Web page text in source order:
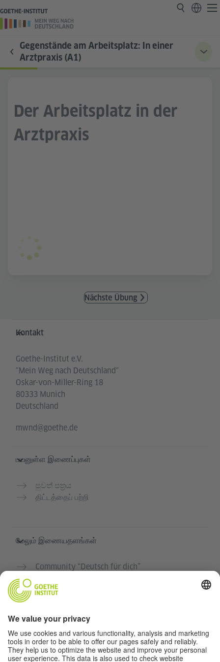
Gegenstände am Arbeitsplatz: In einer
Arztpraxis (A1)
Der Arbeitsplatz in der
Arztpraxis
Nächste Übung
Service- und Informationsbereich
Kontakt
Goethe-Institut e.V.
"Mein Weg nach Deutschland"
Oskar-von-Miller-Ring 18
80333 Munich
Deutschland
mwnd@goethe.de
பயனுள்ள இணைப்புகள்
පුවත් පත්‍රය
திட்டத்தைப் பற்றி
மேலும் இணையதளங்கள்
Community “Deutsch für dich”
கோய்த் இன்ஸ்டிடியூட்டின் ஜெர்மன் பாடநெறிகள்
தனியுரிமை மற்றும் அணுகல் வசதி